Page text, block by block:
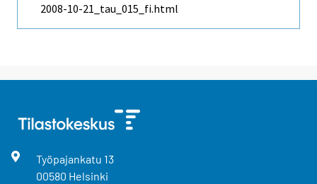
2008-10-21_tau_015_fi.html
Työpajankatu 13
00580 Helsinki